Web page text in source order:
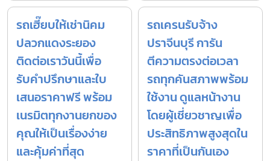
รถเฮี๊ยบให้เช่านิคม
ปลวกแดงระยอง
ติดต่อเราวันนี้เพื่อ
รับคำปรึกษาและใบ
เสนอราคาฟรี พร้อม
เนรมิตทุกงานยกของ
คุณให้เป็นเรื่องง่าย
และคุ้มค่าที่สุด
รถเครนรับจ้าง
ปราจีนบุรี การัน
ตีความตรงต่อเวลา
รถทุกคันสภาพพร้อม
ใช้งาน ดูแลหน้างาน
โดยผู้เชี่ยวชาญเพื่อ
ประสิทธิภาพสูงสุดใน
ราคาที่เป็นกันเอง